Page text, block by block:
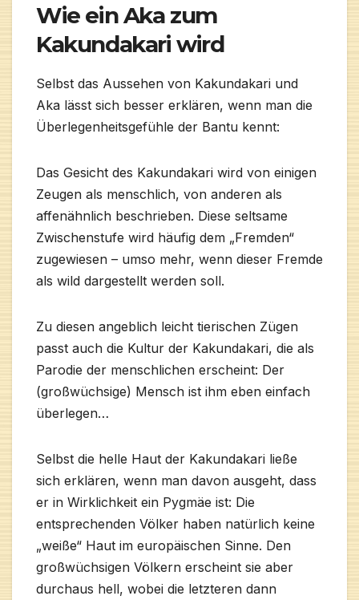
Wie ein Aka zum
Kakundakari wird
Selbst das Aussehen von Kakundakari und
Aka lässt sich besser erklären, wenn man die
Überlegenheitsgefühle der Bantu kennt:
Das Gesicht des Kakundakari wird von einigen
Zeugen als menschlich, von anderen als
affenähnlich beschrieben. Diese seltsame
Zwischenstufe wird häufig dem „Fremden“
zugewiesen – umso mehr, wenn dieser Fremde
als wild dargestellt werden soll.
Zu diesen angeblich leicht tierischen Zügen
passt auch die Kultur der Kakundakari, die als
Parodie der menschlichen erscheint: Der
(großwüchsige) Mensch ist ihm eben einfach
überlegen…
Selbst die helle Haut der Kakundakari ließe
sich erklären, wenn man davon ausgeht, dass
er in Wirklichkeit ein Pygmäe ist: Die
entsprechenden Völker haben natürlich keine
„weiße“ Haut im europäischen Sinne. Den
großwüchsigen Völkern erscheint sie aber
durchaus hell, wobei die letzteren dann